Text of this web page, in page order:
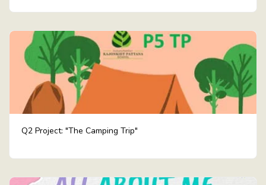
Q2 Project: "The Camping Trip"